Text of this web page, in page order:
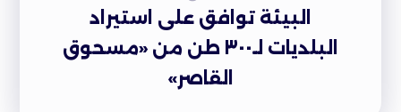
البيئة توافق على استيراد
البلديات لـ٣٠٠ طن من «مسحوق
القاصر»